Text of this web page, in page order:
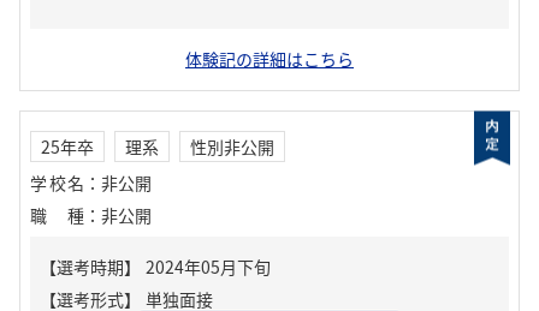
体験記の詳細はこちら
25年卒 理系
性別非公開
学校名 ： 非公開
職種 ： 非公開